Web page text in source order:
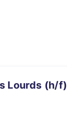
Lourds (h/f)